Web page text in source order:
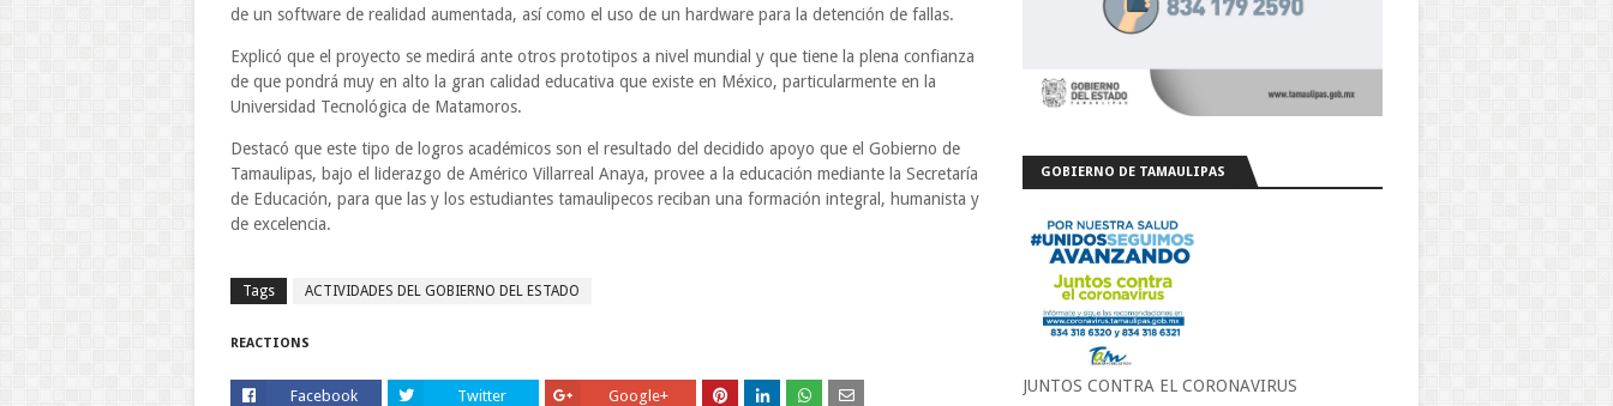
de un software de realidad aumentada, así como el uso de un hardware para la detención de fallas.
Explicó que el proyecto se medirá ante otros prototipos a nivel mundial y que tiene la plena confianza
de que pondrá muy en alto la gran calidad educativa que existe en México, particularmente en la
Universidad Tecnológica de Matamoros.
Destacó que este tipo de logros académicos son el resultado del decidido apoyo que el Gobierno de
Tamaulipas, bajo el liderazgo de Américo Villarreal Anaya, provee a la educación mediante la Secretaría
de Educación, para que las y los estudiantes tamaulipecos reciban una formación integral, humanista y
de excelencia.
Tags ACTIVIDADES DEL GOBIERNO DEL ESTADO
REACTIONS
Facebook Twitter Google+
GOBIERNO DE TAMAULIPAS
JUNTOS CONTRA EL CORONAVIRUS